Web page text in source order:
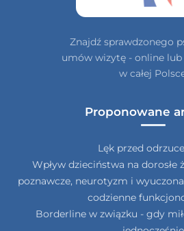
Znajdź sprawdzonego
umów wizytę - online lub
w całej
Proponowane
Lęk przed
Wpływ dzieciństwa na dorosłe
poznawcze, neurotyzm i
codzienne
Borderline w związku - gdy